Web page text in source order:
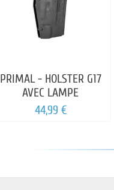
PRIMAL - HOLSTER G17
AVEC LAMPE
44,99 €